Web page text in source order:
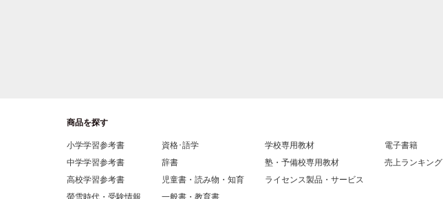
商品を探す
小学学習参考書
中学学習参考書
高校学習参考書
螢雪時代・受験情報
資格･語学
辞書
児童書・読み物・知育
一般書・教育書
学校専用教材
塾・予備校専用教材
ライセンス製品・サービス
電子書籍
売上ランキング